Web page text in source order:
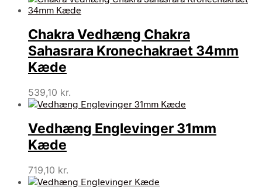
Chakra Vedhæng Chakra
Sahasrara Kronechakraet 34mm
Kæde
539,10 kr.
Vedhæng Englevinger 31mm
Kæde
719,10 kr.